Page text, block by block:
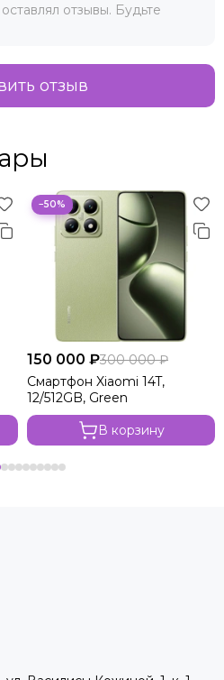
отзывы. Будьте
отзыв
−50%
150 000 ₽300 000 ₽
Смартфон Xiaomi 14T,
12/512GB, Green
В корзину